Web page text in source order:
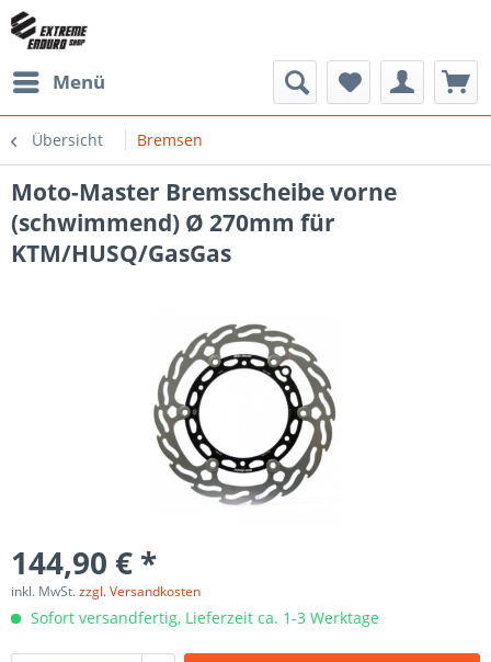
Menü
Übersicht Bremsen
Moto-Master Bremsscheibe vorne
(schwimmend) Ø 270mm für
KTM/HUSQ/GasGas
144,90 € *
inkl. MwSt.zzgl. Versandkosten
Sofort versandfertig, Lieferzeit ca. 1-3 Werktage